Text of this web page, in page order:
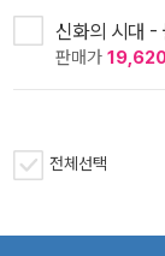
신화의 시대 -
판매가
전체선택